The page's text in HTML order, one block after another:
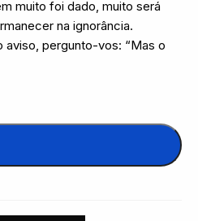
muito foi dado, muito será
na ignorância.
aviso, pergunto-vos: “Mas o